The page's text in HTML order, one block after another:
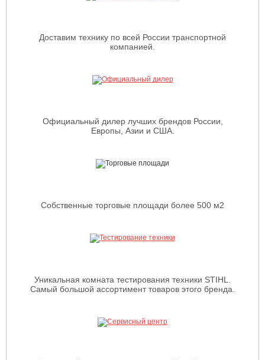
Доставим технику по всей России транспортной
компанией.
Официальный дилер лучших брендов России,
Европы, Азии и США.
Собственные торговые площади более 500 м2
Уникальная комната тестирования техники STIHL.
Самый большой ассортимент товаров этого бренда.